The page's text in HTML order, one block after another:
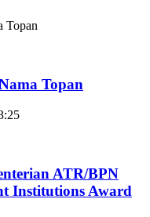
Topan
ATR/BPN
Institutions Award